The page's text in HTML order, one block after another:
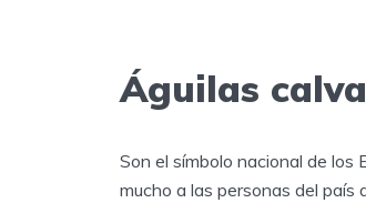
Águilas
Son el símbolo nacional de los
mucho a las personas del país